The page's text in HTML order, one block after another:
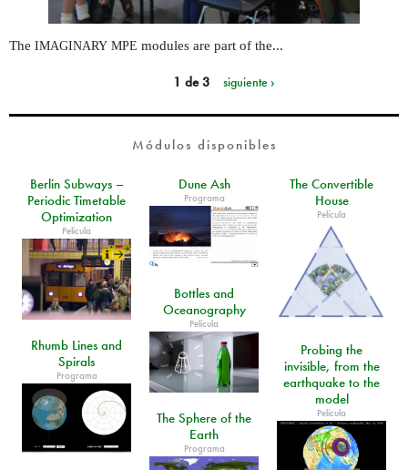
The IMAGINARY MPE modules are part of the...
1 de 3 siguiente ›
Módulos disponibles
Berlin Subways –
Periodic Timetable
Optimization
Película
Dune Ash
Programa
The Convertible
House
Película
Bottles and
Oceanography
Película
Rhumb Lines and
Spirals
Programa
Probing the
invisible, from the
earthquake to the
model
Película
The Sphere of the
Earth
Programa